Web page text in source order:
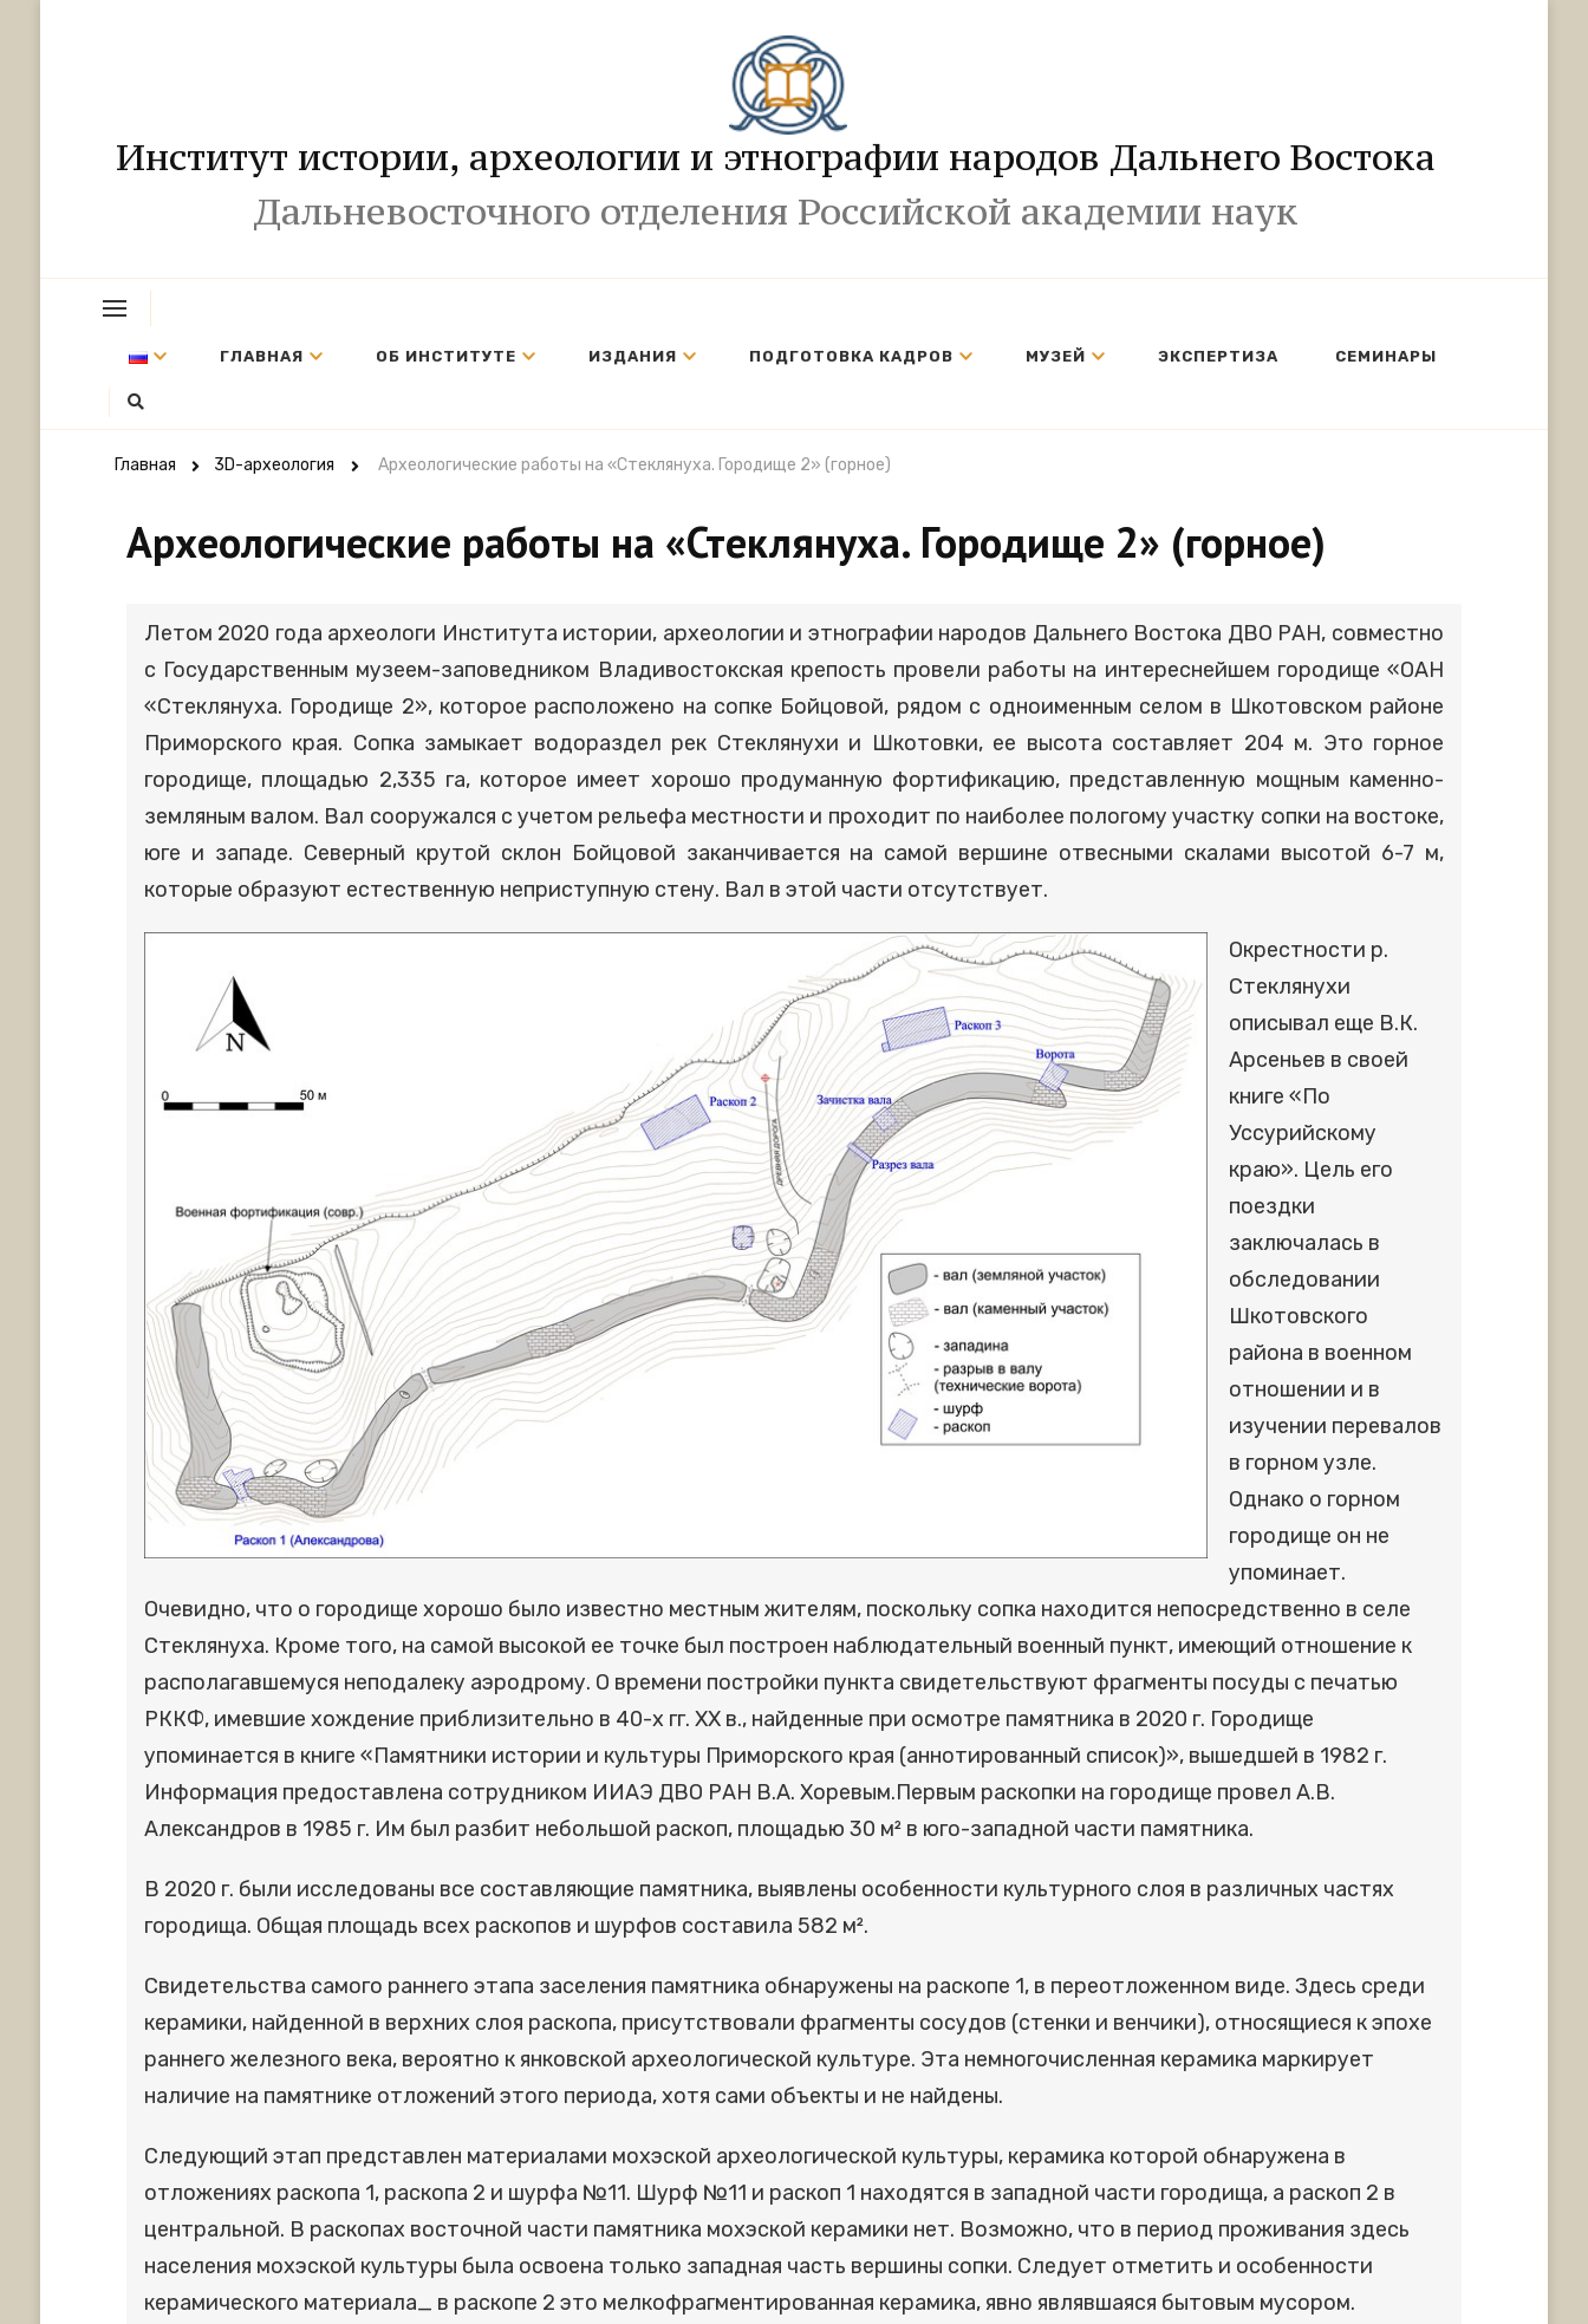
Институт истории, археологии и этнографии народов Дальнего Востока
Дальневосточного отделения Российской академии наук
ГЛАВНАЯ ОБ ИНСТИТУТЕ ИЗДАНИЯ ПОДГОТОВКА КАДРОВ МУЗЕЙ ЭКСПЕРТИЗА СЕМИНАРЫ
Главная 3D-археология Археологические работы на «Стеклянуха. Городище 2» (горное)
Археологические работы на «Стеклянуха. Городище 2» (горное)
Летом 2020 года археологи Института истории, археологии и этнографии народов Дальнего Востока ДВО РАН, совместно
с Государственным музеем-заповедником Владивостокская крепость провели работы на интереснейшем городище «ОАН
«Стеклянуха. Городище 2», которое расположено на сопке Бойцовой, рядом с одноименным селом в Шкотовском районе
Приморского края. Сопка замыкает водораздел рек Стеклянухи и Шкотовки, ее высота составляет 204 м. Это горное
городище, площадью 2,335 га, которое имеет хорошо продуманную фортификацию, представленную мощным каменно-
земляным валом. Вал сооружался с учетом рельефа местности и проходит по наиболее пологому участку сопки на востоке,
юге и западе. Северный крутой склон Бойцовой заканчивается на самой вершине отвесными скалами высотой 6-7 м,
которые образуют естественную неприступную стену. Вал в этой части отсутствует.
Окрестности р.
Стеклянухи
описывал еще В.К.
Арсеньев в своей
книге «По
Уссурийскому
краю». Цель его
поездки
заключалась в
обследовании
Шкотовского
района в военном
отношении и в
изучении перевалов
в горном узле.
Однако о горном
городище он не
упоминает.
Очевидно, что о городище хорошо было известно местным жителям, поскольку сопка находится непосредственно в селе
Стеклянуха. Кроме того, на самой высокой ее точке был построен наблюдательный военный пункт, имеющий отношение к
располагавшемуся неподалеку аэродрому. О времени постройки пункта свидетельствуют фрагменты посуды с печатью
РККФ, имевшие хождение приблизительно в 40-х гг. XX в., найденные при осмотре памятника в 2020 г. Городище
упоминается в книге «Памятники истории и культуры Приморского края (аннотированный список)», вышедшей в 1982 г.
Информация предоставлена сотрудником ИИАЭ ДВО РАН В.А. Хоревым.Первым раскопки на городище провел А.В.
Александров в 1985 г. Им был разбит небольшой раскоп, площадью 30 м² в юго-западной части памятника.
В 2020 г. были исследованы все составляющие памятника, выявлены особенности культурного слоя в различных частях
городища. Общая площадь всех раскопов и шурфов составила 582 м².
Свидетельства самого раннего этапа заселения памятника обнаружены на раскопе 1, в переотложенном виде. Здесь среди
керамики, найденной в верхних слоя раскопа, присутствовали фрагменты сосудов (стенки и венчики), относящиеся к эпохе
раннего железного века, вероятно к янковской археологической культуре. Эта немногочисленная керамика маркирует
наличие на памятнике отложений этого периода, хотя сами объекты и не найдены.
Следующий этап представлен материалами мохэской археологической культуры, керамика которой обнаружена в
отложениях раскопа 1, раскопа 2 и шурфа №11. Шурф №11 и раскоп 1 находятся в западной части городища, а раскоп 2 в
центральной. В раскопах восточной части памятника мохэской керамики нет. Возможно, что в период проживания здесь
населения мохэской культуры была освоена только западная часть вершины сопки. Следует отметить и особенности
керамического материала_ в раскопе 2 это мелкофрагментированная керамика, явно являвшаяся бытовым мусором.